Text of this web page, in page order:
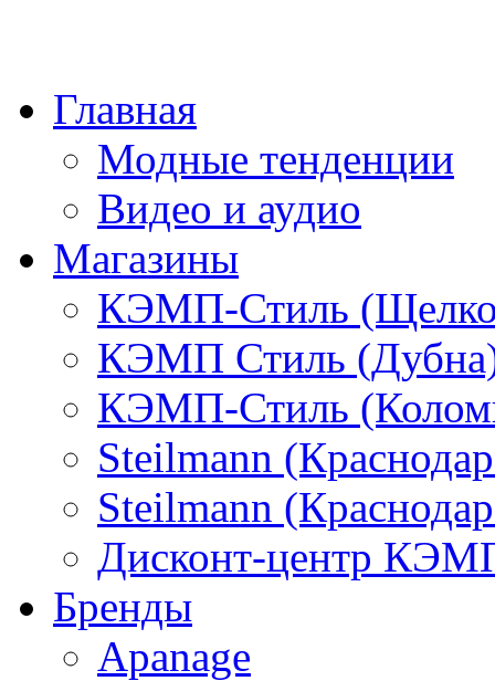
Главная
Модные тенденции
Видео и аудио
Магазины
КЭМП-Стиль
КЭМП Стиль
КЭМП-Стиль
Steilmann
Steilmann
Дисконт-центр
Бренды
Apanage